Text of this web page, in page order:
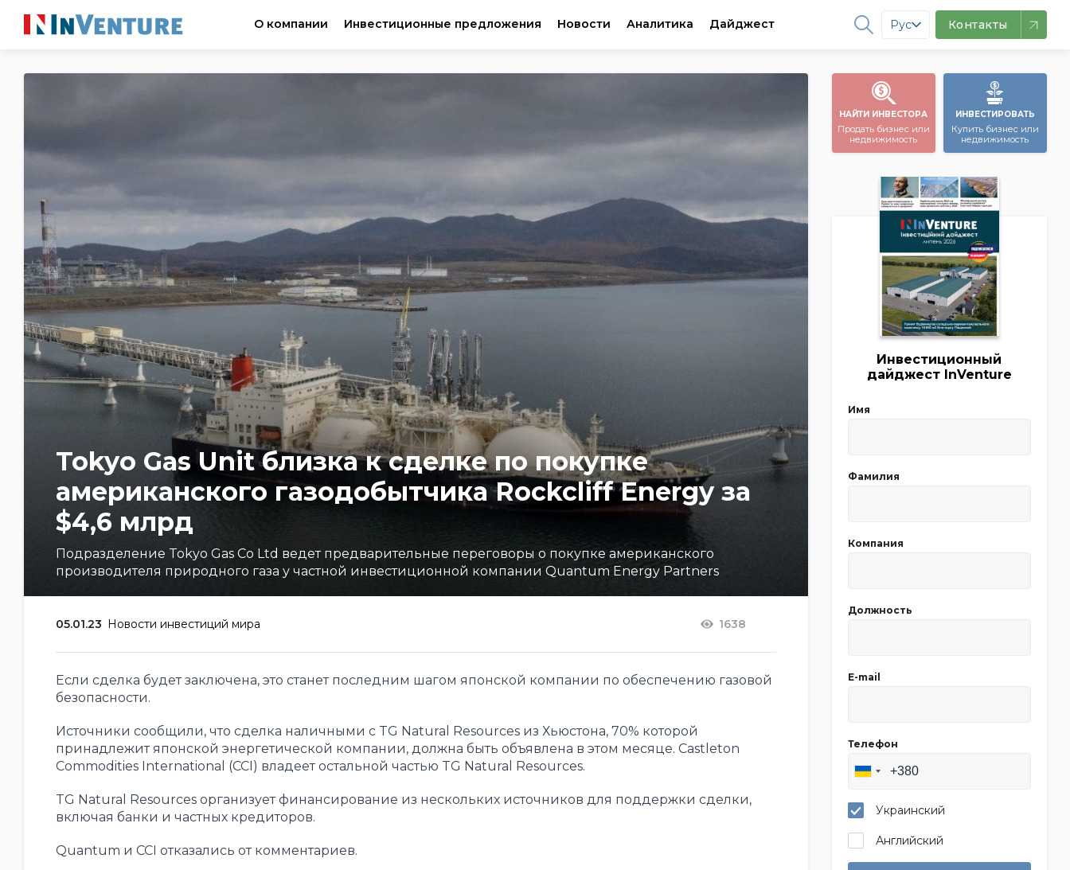
О компании Инвестиционные предложения Новости Аналитика Дайджест Рус Контакты
Tokyo Gas Unit близка к сделке по покупке
американского газодобытчика Rockcliff Energy за
$4,6 млрд
Подразделение Tokyo Gas Co Ltd ведет предварительные переговоры о покупке американского
производителя природного газа у частной инвестиционной компании Quantum Energy Partners
05.01.23 Новости инвестиций мира 1638
Если сделка будет заключена, это станет последним шагом японской компании по обеспечению газовой
безопасности.
Источники сообщили, что сделка наличными с TG Natural Resources из Хьюстона, 70% которой
принадлежит японской энергетической компании, должна быть объявлена в этом месяце. Castleton
Commodities International (CCI) владеет остальной частью TG Natural Resources.
TG Natural Resources организует финансирование из нескольких источников для поддержки сделки,
включая банки и частных кредиторов.
Quantum и CCI отказались от комментариев.
НАЙТИ ИНВЕСТОРА
Продать бизнес или
недвижимость
ИНВЕСТИРОВАТЬ
Купить бизнес или
недвижимость
Инвестиционный
дайджест InVenture
Имя
Фамилия
Компания
Должность
E-mail
Телефон
Украинский
Английский